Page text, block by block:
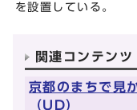
を設置している。
関連コンテンツ
京都のまちで見
（UD）